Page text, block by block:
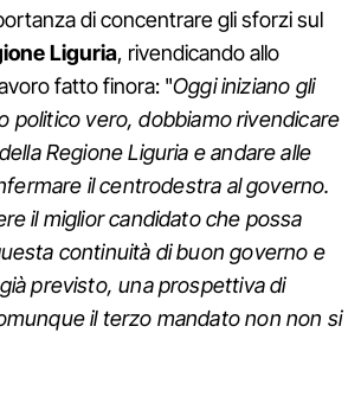
di concentrare gli sforzi sul
Liguria, rivendicando allo
fatto finora: "Oggi iniziano gli
politico vero, dobbiamo rivendicare
Regione Liguria e andare alle
il centrodestra al governo.
il miglior candidato che possa
continuità di buon governo e
previsto, una prospettiva di
il terzo mandato non non si